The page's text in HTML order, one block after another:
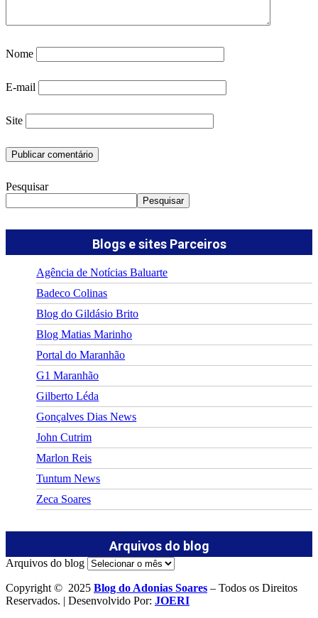
Nome
E-mail
Site
Pesquisar
Pesquisar
Blogs e sites Parceiros
Agência de Notícias Baluarte
Badeco Colinas
Blog do Gildásio Brito
Blog Matias Marinho
Portal do Maranhão
G1 Maranhão
Gilberto Léda
Gonçalves Dias News
John Cutrim
Marlon Reis
Tuntum News
Zeca Soares
Arquivos do blog
Arquivos do blog
Copyright © 2025 Blog do Adonias Soares – Todos os Direitos
Reservados. | Desenvolvido Por: JOERI